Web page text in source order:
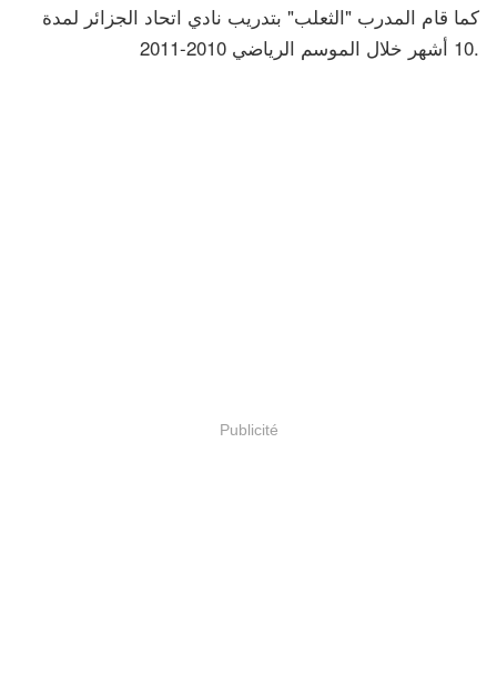
كما قام المدرب "الثعلب" بتدريب نادي اتحاد الجزائر لمدة
10 أشهر خلال الموسم الرياضي 2010-2011.
Publicité